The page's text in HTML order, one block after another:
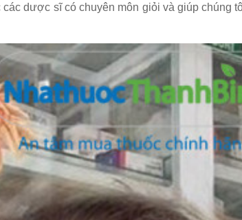
dược sĩ có chuyên môn giỏi và giúp chúng